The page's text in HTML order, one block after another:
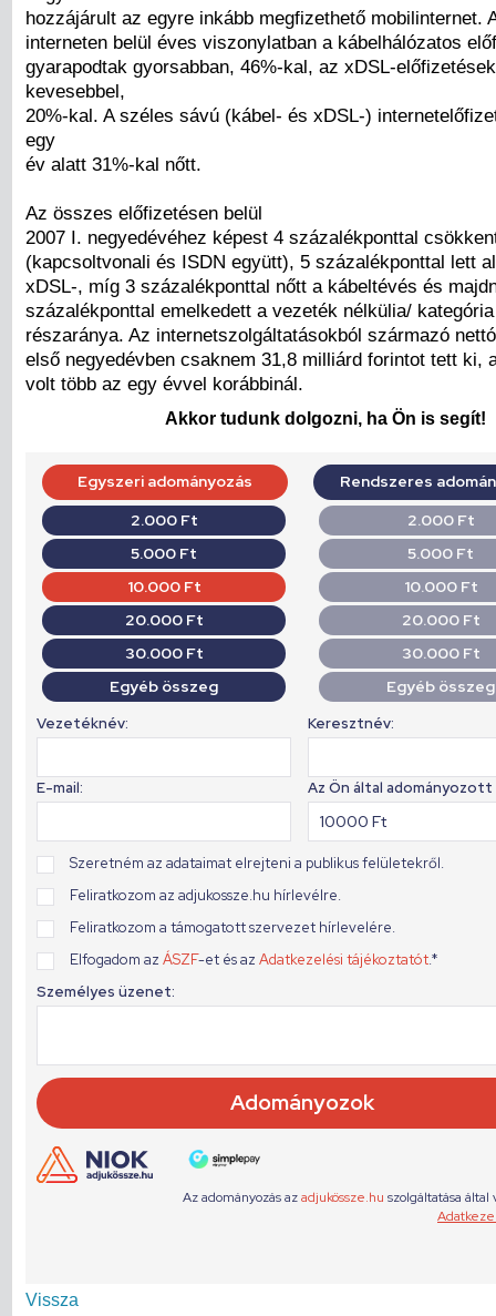
hozzájárult az egyre inkább megfizethető mobilinternet.
interneten belül éves viszonylatban a kábelhálózatos
gyarapodtak gyorsabban, 46%-kal, az xDSL-
kevesebbel,
20%-kal. A széles sávú (kábel- és xDSL-)
egy
év alatt 31%-kal nőtt.
Az összes előfizetésen belül
2007 I. negyedévéhez képest 4 százalékponttal
(kapcsoltvonali és ISDN együtt), 5 százalékponttal lett
xDSL-, míg 3 százalékponttal nőtt a kábeltévés és
százalékponttal emelkedett a vezeték nélkülia/
részaránya. Az internetszolgáltatásokból származó
első negyedévben csaknem 31,8 milliárd forintot tett ki,
volt több az egy évvel korábbinál.
Akkor tudunk dolgozni, ha Ön is segít!
Vissza